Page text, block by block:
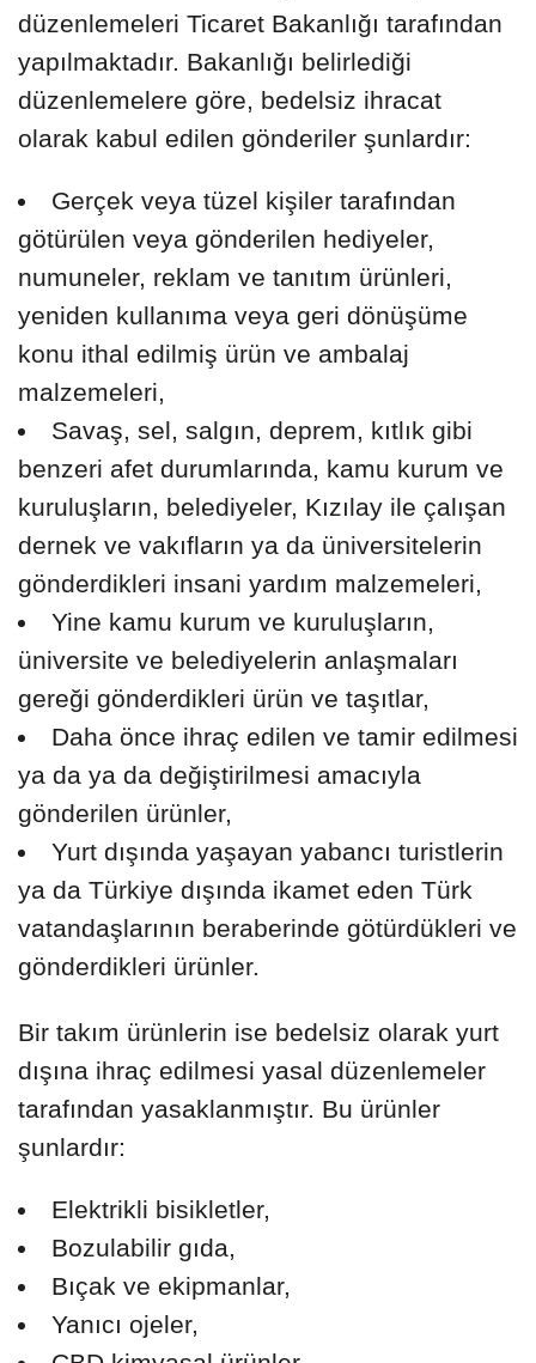
düzenlemeleri Ticaret Bakanlığı tarafından
yapılmaktadır. Bakanlığı belirlediği
düzenlemelere göre, bedelsiz ihracat
olarak kabul edilen gönderiler şunlardır:
Gerçek veya tüzel kişiler tarafından
götürülen veya gönderilen hediyeler,
numuneler, reklam ve tanıtım ürünleri,
yeniden kullanıma veya geri dönüşüme
konu ithal edilmiş ürün ve ambalaj
malzemeleri,
Savaş, sel, salgın, deprem, kıtlık gibi
benzeri afet durumlarında, kamu kurum ve
kuruluşların, belediyeler, Kızılay ile çalışan
dernek ve vakıfların ya da üniversitelerin
gönderdikleri insani yardım malzemeleri,
Yine kamu kurum ve kuruluşların,
üniversite ve belediyelerin anlaşmaları
gereği gönderdikleri ürün ve taşıtlar,
Daha önce ihraç edilen ve tamir edilmesi
ya da ya da değiştirilmesi amacıyla
gönderilen ürünler,
Yurt dışında yaşayan yabancı turistlerin
ya da Türkiye dışında ikamet eden Türk
vatandaşlarının beraberinde götürdükleri ve
gönderdikleri ürünler.
Bir takım ürünlerin ise bedelsiz olarak yurt
dışına ihraç edilmesi yasal düzenlemeler
tarafından yasaklanmıştır. Bu ürünler
şunlardır:
Elektrikli bisikletler,
Bozulabilir gıda,
Bıçak ve ekipmanlar,
Yanıcı ojeler,